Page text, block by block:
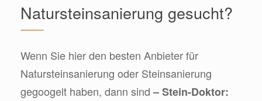
Natursteinsanierung gesucht?
Wenn Sie hier den besten Anbieter für
Natursteinsanierung oder Steinsanierung
gegoogelt haben, dann sind– Stein-Doktor: